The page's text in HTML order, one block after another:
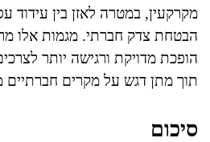
מקרקעין, במטרה לאזן בין עידוד
הבטחת צדק חברתי. מגמות אלו
הופכת מדויקת ורגישה יותר
תוך מתן דגש על מקרים חברתיים
סיכום